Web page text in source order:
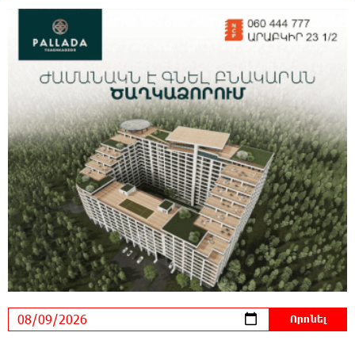
Օգոստոսի 10-ին, 11-ին, 12-ին, 13-ին, 14-ին,
հասցեներում լույս չի լինելու
23:01:57 8-08-2026
Ողբերգական դեպք՝ Երևանում․ Կիևյան
կամրջի տակ հայտնաբերվել է տղամարդու
մարմին
22:43:21 8-08-2026
Ադրբեջանի Սարով գյուղում տանը 18-ամյա
աղջկա դի է հայտնաբերվել
22:25:11 8-08-2026
Հայհիդրոմետի տնօրենը գրել է